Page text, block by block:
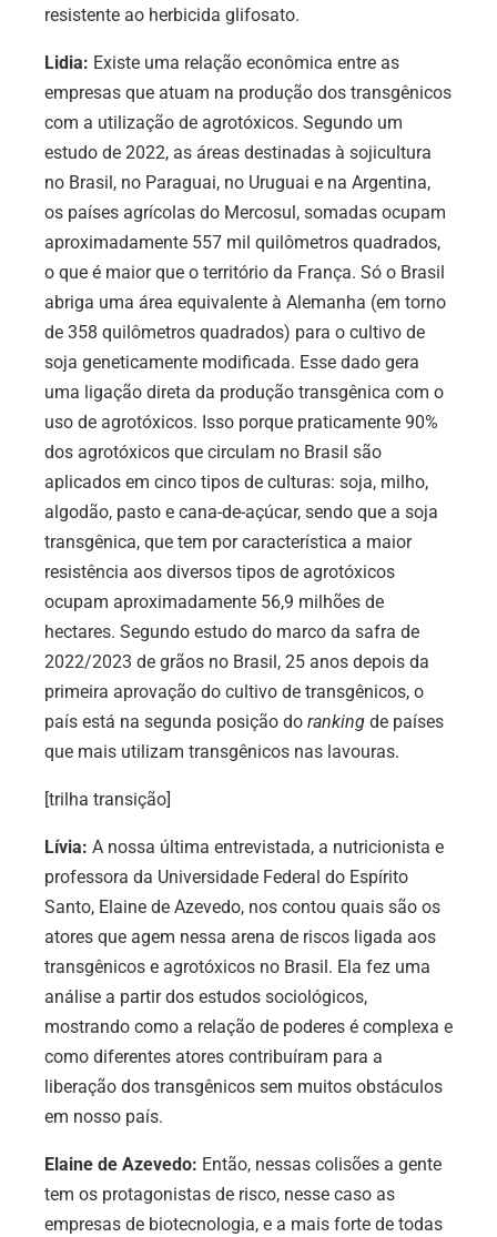
resistente ao herbicida glifosato.
Lidia: Existe uma relação econômica entre as
empresas que atuam na produção dos transgênicos
com a utilização de agrotóxicos. Segundo um
estudo de 2022, as áreas destinadas à sojicultura
no Brasil, no Paraguai, no Uruguai e na Argentina,
os países agrícolas do Mercosul, somadas ocupam
aproximadamente 557 mil quilômetros quadrados,
o que é maior que o território da França. Só o Brasil
abriga uma área equivalente à Alemanha (em torno
de 358 quilômetros quadrados) para o cultivo de
soja geneticamente modificada. Esse dado gera
uma ligação direta da produção transgênica com o
uso de agrotóxicos. Isso porque praticamente 90%
dos agrotóxicos que circulam no Brasil são
aplicados em cinco tipos de culturas: soja, milho,
algodão, pasto e cana-de-açúcar, sendo que a soja
transgênica, que tem por característica a maior
resistência aos diversos tipos de agrotóxicos
ocupam aproximadamente 56,9 milhões de
hectares. Segundo estudo do marco da safra de
2022/2023 de grãos no Brasil, 25 anos depois da
primeira aprovação do cultivo de transgênicos, o
país está na segunda posição do ranking de países
que mais utilizam transgênicos nas lavouras.
[trilha transição]
Lívia: A nossa última entrevistada, a nutricionista e
professora da Universidade Federal do Espírito
Santo, Elaine de Azevedo, nos contou quais são os
atores que agem nessa arena de riscos ligada aos
transgênicos e agrotóxicos no Brasil. Ela fez uma
análise a partir dos estudos sociológicos,
mostrando como a relação de poderes é complexa e
como diferentes atores contribuíram para a
liberação dos transgênicos sem muitos obstáculos
em nosso país.
Elaine de Azevedo: Então, nessas colisões a gente
tem os protagonistas de risco, nesse caso as
empresas de biotecnologia, e a mais forte de todas